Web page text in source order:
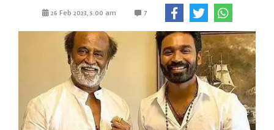
26 Feb 2023, 5:00 am 7